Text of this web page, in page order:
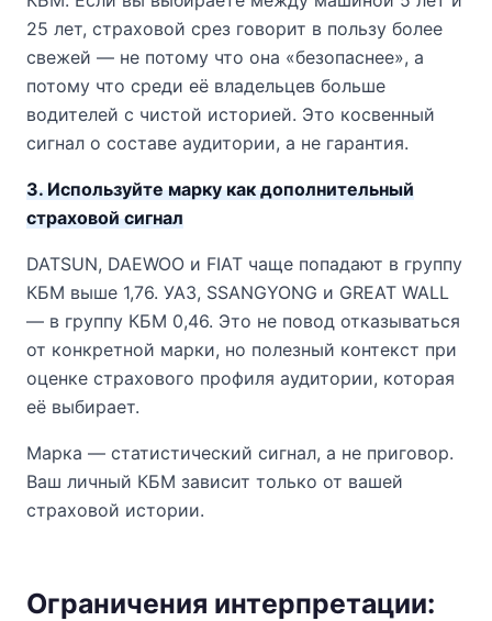
25 лет, страховой срез говорит в пользу более
свежей — не потому что она «безопаснее», а
потому что среди её владельцев больше
водителей с чистой историей. Это косвенный
сигнал о составе аудитории, а не гарантия.
3. Используйте марку как дополнительный
страховой сигнал
DATSUN, DAEWOO и FIAT чаще попадают в группу
КБМ выше 1,76. УАЗ, SSANGYONG и GREAT WALL
— в группу КБМ 0,46. Это не повод отказываться
от конкретной марки, но полезный контекст при
оценке страхового профиля аудитории, которая
её выбирает.
Марка — статистический сигнал, а не приговор.
Ваш личный КБМ зависит только от вашей
страховой истории.
Ограничения интерпретации: